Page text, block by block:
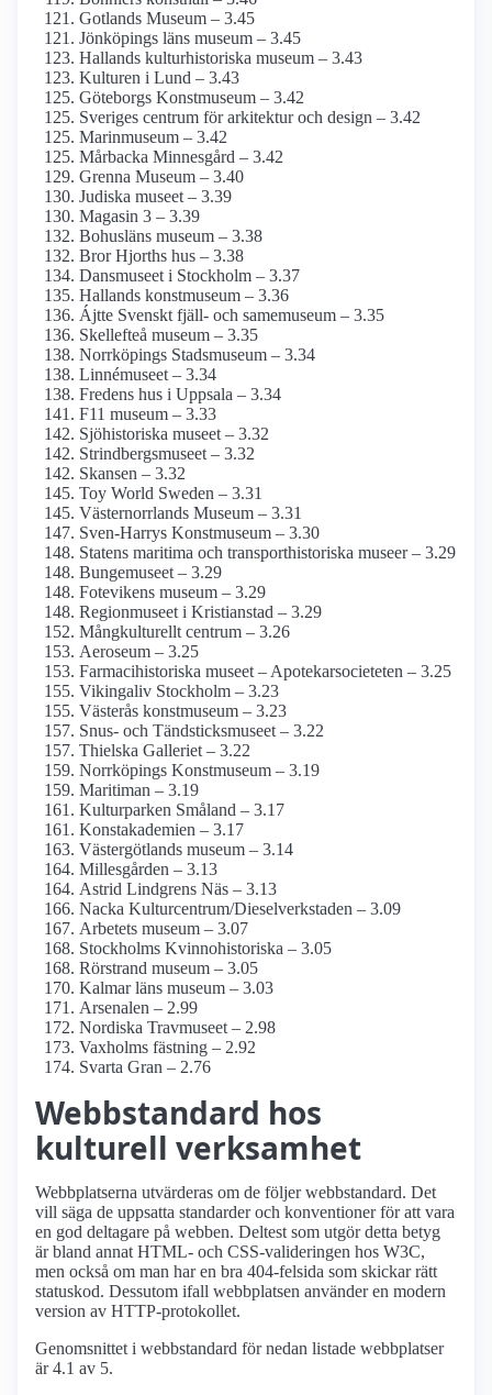
Gotlands Museum – 3.45
Jönköpings läns museum – 3.45
Hallands kultur­historiska museum – 3.43
Kulturen i Lund – 3.43
Göteborgs Konstmuseum – 3.42
Sveriges centrum för arkitektur och design – 3.42
Marinmuseum – 3.42
Mårbacka Minnesgård – 3.42
Grenna Museum – 3.40
Judiska museet – 3.39
Magasin 3 – 3.39
Bohusläns museum – 3.38
Bror Hjorths hus – 3.38
Dansmuseet i Stockholm – 3.37
Hallands konstmuseum – 3.36
Ájtte Svenskt fjäll- och same­museum – 3.35
Skellefteå museum – 3.35
Norrköpings Stadsmuseum – 3.34
Linnémuseet – 3.34
Fredens hus i Uppsala – 3.34
F11 museum – 3.33
Sjöhistoriska museet – 3.32
Strindbergs­museet – 3.32
Skansen – 3.32
Toy World Sweden – 3.31
Västernorrlands Museum – 3.31
Sven-Harrys Konstmuseum – 3.30
Statens maritima och transporthistoriska museer – 3.29
Bungemuseet – 3.29
Fotevikens museum – 3.29
Regionmuseet i Kristianstad – 3.29
Mångkulturellt centrum – 3.26
Aeroseum – 3.25
Farmaci­historiska museet – Apotekar­societeten – 3.25
Vikingaliv Stockholm – 3.23
Västerås konstmuseum – 3.23
Snus- och Tändsticks­museet – 3.22
Thielska Galleriet – 3.22
Norrköpings Konstmuseum – 3.19
Maritiman – 3.19
Kulturparken Småland – 3.17
Konst­akademien – 3.17
Västergötlands museum – 3.14
Millesgården – 3.13
Astrid Lindgrens Näs – 3.13
Nacka Kulturcentrum/­Dieselverkstaden – 3.09
Arbetets museum – 3.07
Stockholms Kvinnohistoriska – 3.05
Rörstrand museum – 3.05
Kalmar läns museum – 3.03
Arsenalen – 2.99
Nordiska Travmuseet – 2.98
Vaxholms fästning – 2.92
Svarta Gran – 2.76
Webbstandard hos
kulturell verksamhet
Webbplatserna utvärderas om de följer webbstandard. Det
vill säga de uppsatta standarder och konventioner för att vara
en god deltagare på webben. Deltest som utgör detta betyg
är bland annat HTML- och CSS-valideringen hos W3C,
men också om man har en bra 404-felsida som skickar rätt
statuskod. Dessutom ifall webbplatsen använder en modern
version av HTTP-protokollet.
Genomsnittet i webbstandard för nedan listade webbplatser
är 4.1 av 5.